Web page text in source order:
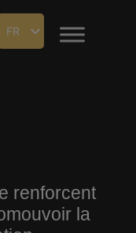
FR
renforcent
la